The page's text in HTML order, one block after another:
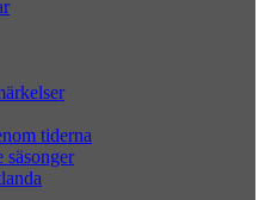
tiderna
säsonger